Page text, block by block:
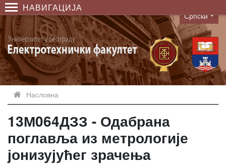
НАВИГАЦИЈА
Language
Српски
Насловна
13М064ДЗЗ - Одабрана
поглавља из метрологије
јонизујућег зрачења